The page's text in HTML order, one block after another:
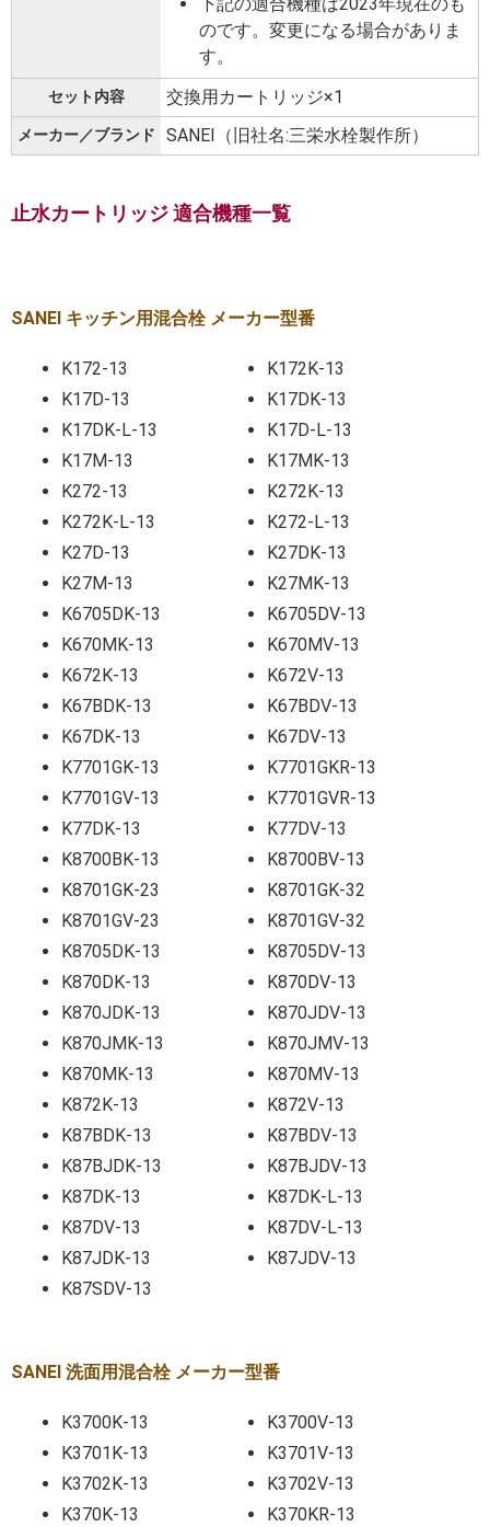
下記の適合機種は2023年現在のも
のです。変更になる場合がありま
す。
セット内容 交換用カートリッジ×1
メーカー／ブランド ‎SANEI（旧社名:三栄水栓製作所）
止水カートリッジ 適合機種一覧
SANEI キッチン用混合栓 メーカー型番
K172-13
K172K-13
K17D-13
K17DK-13
K17DK-L-13
K17D-L-13
K17M-13
K17MK-13
K272-13
K272K-13
K272K-L-13
K272-L-13
K27D-13
K27DK-13
K27M-13
K27MK-13
K6705DK-13
K6705DV-13
K670MK-13
K670MV-13
K672K-13
K672V-13
K67BDK-13
K67BDV-13
K67DK-13
K67DV-13
K7701GK-13
K7701GKR-13
K7701GV-13
K7701GVR-13
K77DK-13
K77DV-13
K8700BK-13
K8700BV-13
K8701GK-23
K8701GK-32
K8701GV-23
K8701GV-32
K8705DK-13
K8705DV-13
K870DK-13
K870DV-13
K870JDK-13
K870JDV-13
K870JMK-13
K870JMV-13
K870MK-13
K870MV-13
K872K-13
K872V-13
K87BDK-13
K87BDV-13
K87BJDK-13
K87BJDV-13
K87DK-13
K87DK-L-13
K87DV-13
K87DV-L-13
K87JDK-13
K87JDV-13
K87SDV-13
SANEI 洗面用混合栓 メーカー型番
K3700K-13
K3700V-13
K3701K-13
K3701V-13
K3702K-13
K3702V-13
K370K-13
K370KR-13